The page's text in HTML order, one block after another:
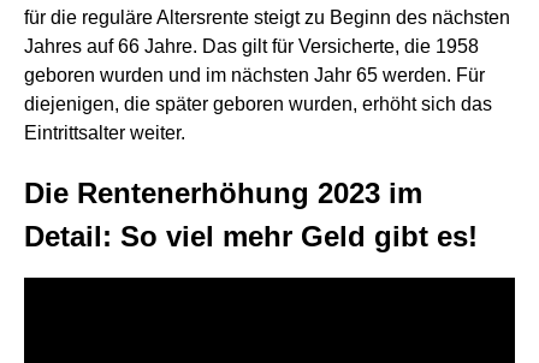
für die reguläre Altersrente steigt zu Beginn des nächsten
Jahres auf 66 Jahre. Das gilt für Versicherte, die 1958
geboren wurden und im nächsten Jahr 65 werden. Für
diejenigen, die später geboren wurden, erhöht sich das
Eintrittsalter weiter.
Die Rentenerhöhung 2023 im
Detail: So viel mehr Geld gibt es!